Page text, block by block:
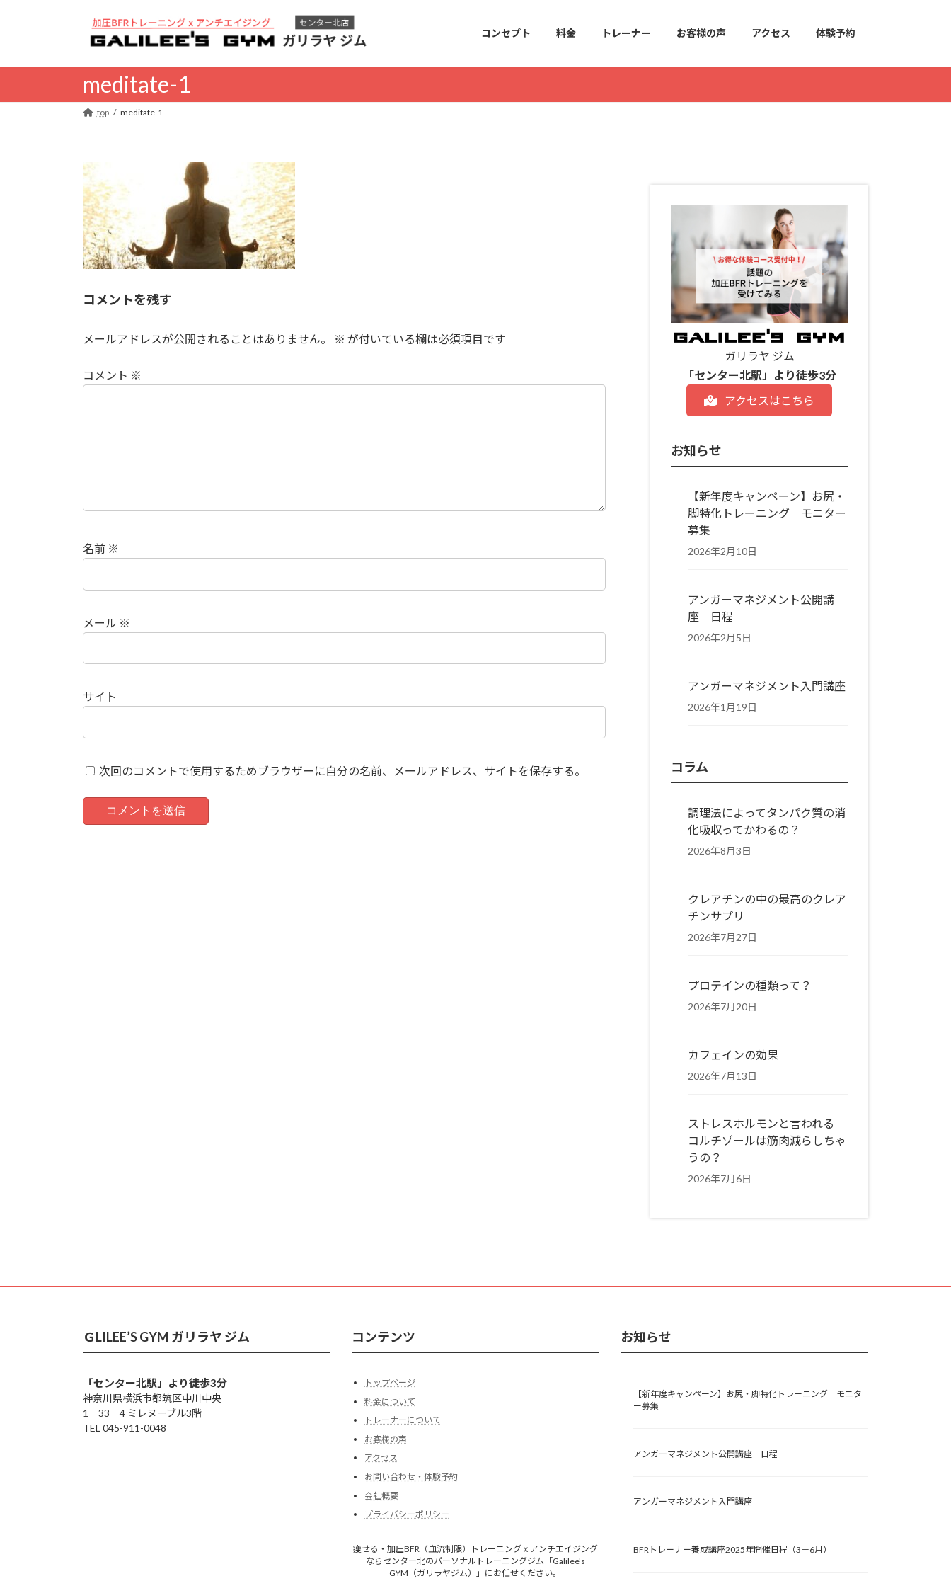
コンセプト 料金 トレーナー お客様の声 アクセス 体験予約
meditate-1
top meditate-1
コメントを残す
メールアドレスが公開されることはありません。 ※ が付いている欄は必須項目です
コメント ※
名前 ※
メール ※
サイト
次回のコメントで使用するためブラウザーに自分の名前、メールアドレス、サイトを保存する。
ガリラヤ ジム
「センター北駅」より徒歩3分
アクセスはこちら
お知らせ
【新年度キャンペーン】お尻・
脚特化トレーニング モニター
募集
2026年2月10日
アンガーマネジメント公開講
座 日程
2026年2月5日
アンガーマネジメント入門講座
2026年1月19日
コラム
調理法によってタンパク質の消
化吸収ってかわるの？
2026年8月3日
クレアチンの中の最高のクレア
チンサプリ
2026年7月27日
プロテインの種類って？
2026年7月20日
カフェインの効果
2026年7月13日
ストレスホルモンと言われる
コルチゾールは筋肉減らしちゃ
うの？
2026年7月6日
ＧLILEE’S GYM ガリラヤ ジム
「センター北駅」より徒歩3分
神奈川県横浜市都筑区中川中央
1－33－4 ミレヌーブル3階
TEL 045-911-0048
コンテンツ
トップページ
料金について
トレーナーについて
お客様の声
アクセス
お問い合わせ・体験予約
会社概要
プライバシーポリシー
痩せる・加圧BFR（血流制限）トレーニングｘアンチエイジング
ならセンター北のパーソナルトレーニングジム「Galilee's
GYM（ガリラヤジム）」にお任せください。
お知らせ
【新年度キャンペーン】お尻・脚特化トレーニング モニタ
ー募集
アンガーマネジメント公開講座 日程
アンガーマネジメント入門講座
BFRトレーナー養成講座2025年開催日程（3－6月）